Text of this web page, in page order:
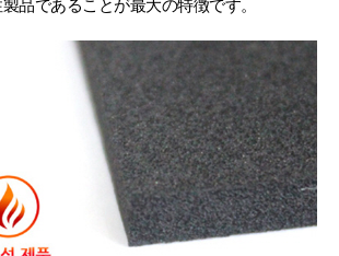
品であることが最大の特徴です。